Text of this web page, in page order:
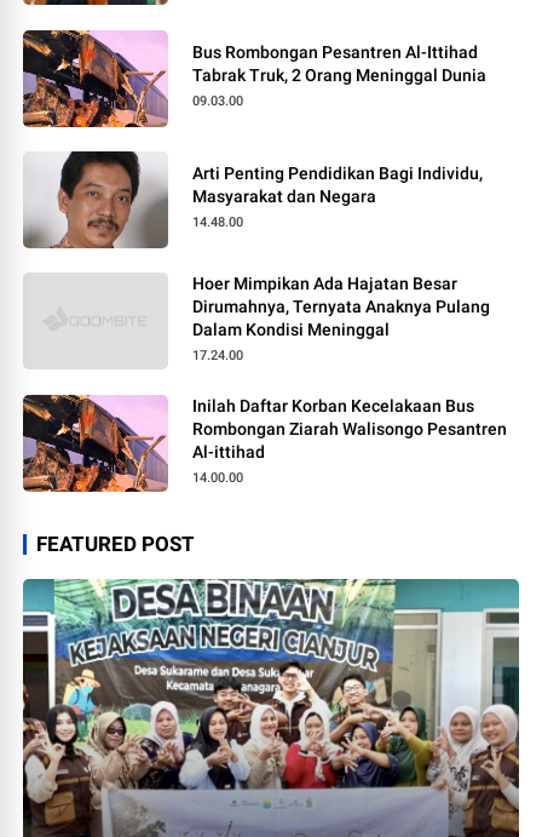
Bus Rombongan Pesantren Al-Ittihad
Tabrak Truk, 2 Orang Meninggal Dunia
09.03.00
Arti Penting Pendidikan Bagi Individu,
Masyarakat dan Negara
14.48.00
Hoer Mimpikan Ada Hajatan Besar
Dirumahnya, Ternyata Anaknya Pulang
Dalam Kondisi Meninggal
17.24.00
Inilah Daftar Korban Kecelakaan Bus
Rombongan Ziarah Walisongo Pesantren
Al-ittihad
14.00.00
FEATURED POST